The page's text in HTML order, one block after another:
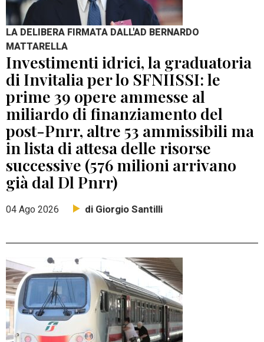
LA DELIBERA FIRMATA DALL'AD BERNARDO
MATTARELLA
Investimenti idrici, la graduatoria
di Invitalia per lo SFNIISSI: le
prime 39 opere ammesse al
miliardo di finanziamento del
post-Pnrr, altre 53 ammissibili ma
in lista di attesa delle risorse
successive (576 milioni arrivano
già dal Dl Pnrr)
04 Ago 2026 di Giorgio Santilli